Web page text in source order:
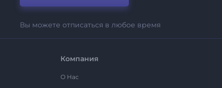
Вы можете отписаться в любое время
Компания
О Нас